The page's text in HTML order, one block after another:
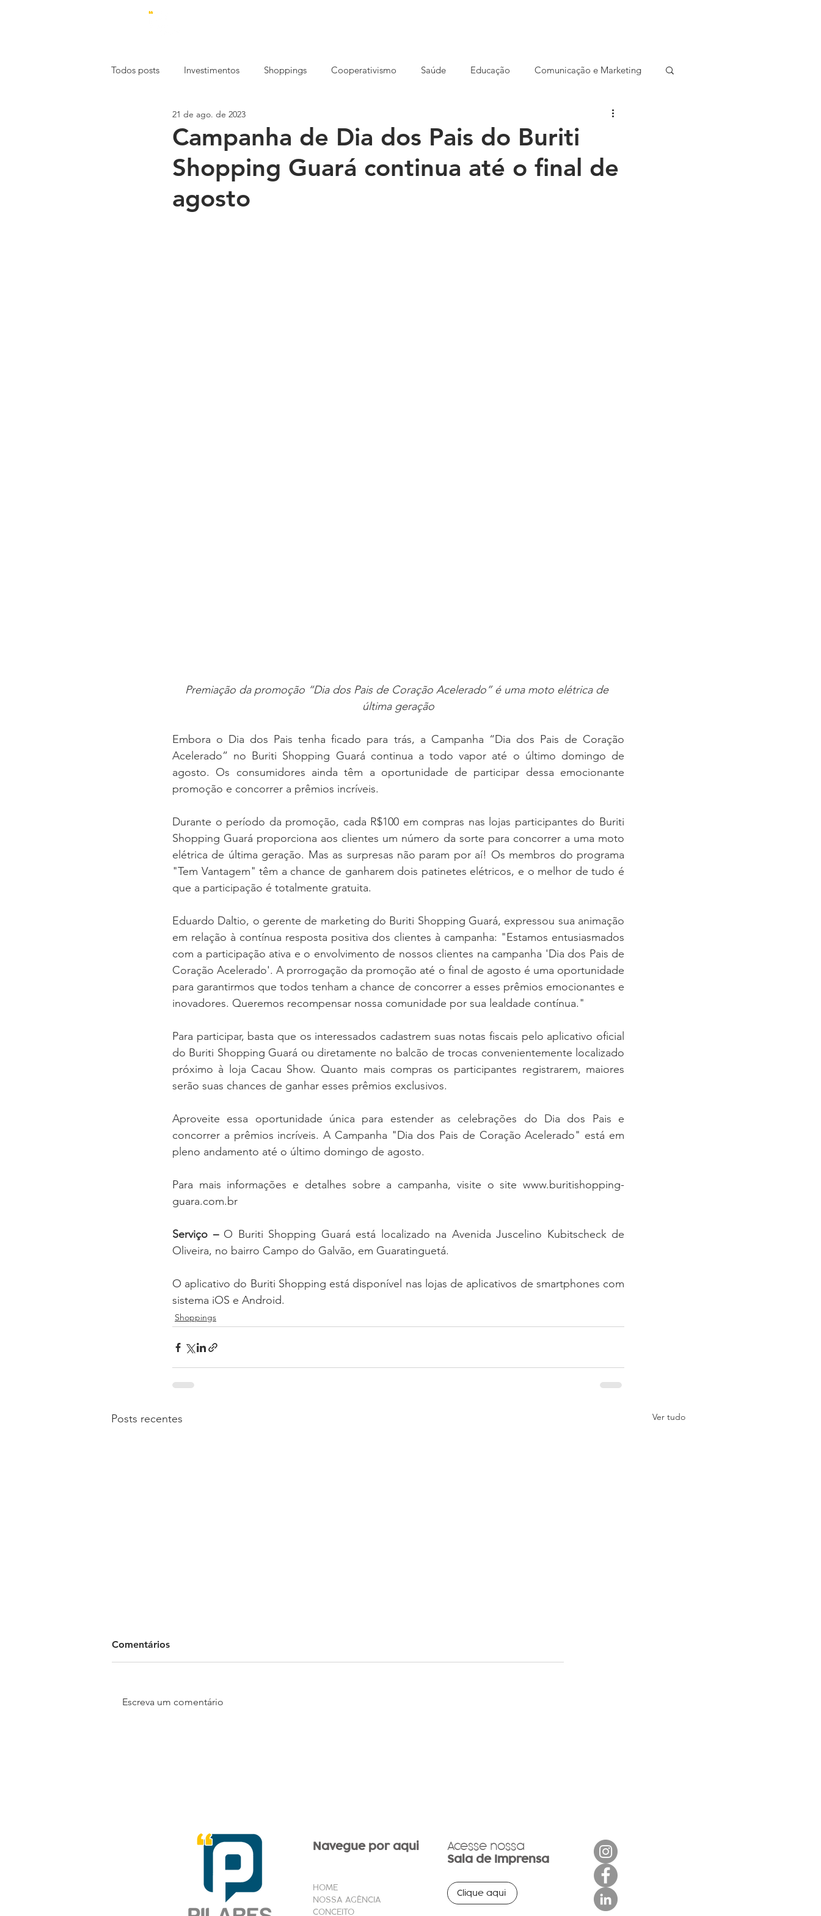
Todos posts Investimentos Shoppings Cooperativismo Saúde Educação Comunicação e Marketing
Economia Startup
Mercado de Trabalho Construção Imóveis Meio ambiente Opinião Varejo Entrevista
Campanha de Dia dos Pais do Buriti
Shopping Guará continua até o final de
agosto
21 de ago. de 2023
Premiação da promoção “Dia dos Pais de Coração Acelerado” é uma moto elétrica de
última geração
Embora o Dia dos Pais tenha ficado para trás, a Campanha “Dia dos Pais de Coração
Acelerado” no Buriti Shopping Guará continua a todo vapor até o último domingo de
agosto. Os consumidores ainda têm a oportunidade de participar dessa emocionante
promoção e concorrer a prêmios incríveis.
Durante o período da promoção, cada R$100 em compras nas lojas participantes do Buriti
Shopping Guará proporciona aos clientes um número da sorte para concorrer a uma moto
elétrica de última geração. Mas as surpresas não param por aí! Os membros do programa
"Tem Vantagem" têm a chance de ganharem dois patinetes elétricos, e o melhor de tudo é
que a participação é totalmente gratuita.
Eduardo Daltio, o gerente de marketing do Buriti Shopping Guará, expressou sua animação
em relação à contínua resposta positiva dos clientes à campanha: "Estamos entusiasmados
com a participação ativa e o envolvimento de nossos clientes na campanha 'Dia dos Pais de
Coração Acelerado'. A prorrogação da promoção até o final de agosto é uma oportunidade
para garantirmos que todos tenham a chance de concorrer a esses prêmios emocionantes e
inovadores. Queremos recompensar nossa comunidade por sua lealdade contínua."
Para participar, basta que os interessados cadastrem suas notas fiscais pelo aplicativo oficial
do Buriti Shopping Guará ou diretamente no balcão de trocas convenientemente localizado
próximo à loja Cacau Show. Quanto mais compras os participantes registrarem, maiores
serão suas chances de ganhar esses prêmios exclusivos.
Aproveite essa oportunidade única para estender as celebrações do Dia dos Pais e
concorrer a prêmios incríveis. A Campanha "Dia dos Pais de Coração Acelerado" está em
pleno andamento até o último domingo de agosto.
Para mais informações e detalhes sobre a campanha, visite o site www.buritishopping-
guara.com.br
Serviço – O Buriti Shopping Guará está localizado na Avenida Juscelino Kubitscheck de
Oliveira, no bairro Campo do Galvão, em Guaratinguetá.
O aplicativo do Buriti Shopping está disponível nas lojas de aplicativos de smartphones com
sistema iOS e Android.
Shoppings
Posts recentes Ver tudo
Comentários
Escreva um comentário
Navegue por aqui
HOME
NOSSA AGÊNCIA
CONCEITO
Acesse nossa
Sala de Imprensa
Clique aqui